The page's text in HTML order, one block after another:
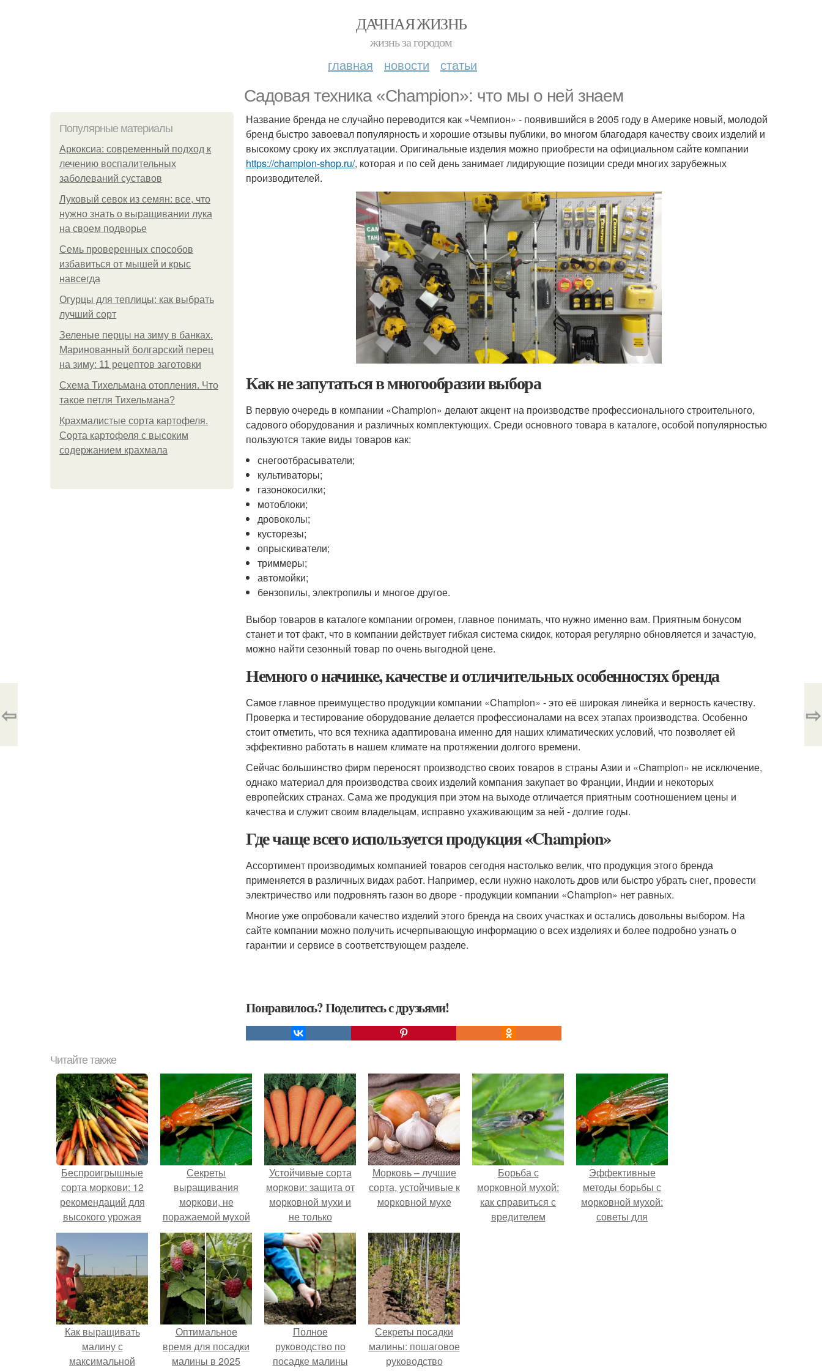
ДАЧНАЯ ЖИЗНЬ
жизнь за городом
главная новости статьи
Садовая техника «Champion»: что мы о ней знаем
Популярные материалы
Аркоксиа: современный подход к
лечению воспалительных
заболеваний суставов
Луковый севок из семян: все, что
нужно знать о выращивании лука
на своем подворье
Семь проверенных способов
избавиться от мышей и крыс
навсегда
Огурцы для теплицы: как выбрать
лучший сорт
Зеленые перцы на зиму в банках.
Маринованный болгарский перец
на зиму: 11 рецептов заготовки
Схема Тихельмана отопления. Что
такое петля Тихельмана?
Крахмалистые сорта картофеля.
Сорта картофеля с высоким
содержанием крахмала
Название бренда не случайно переводится как «Чемпион» - появившийся в 2005 году в Америке новый, молодой
бренд быстро завоевал популярность и хорошие отзывы публики, во многом благодаря качеству своих изделий и
высокому сроку их эксплуатации. Оригинальные изделия можно приобрести на официальном сайте компании
https://champion-shop.ru/, которая и по сей день занимает лидирующие позиции среди многих зарубежных
производителей.
Как не запутаться в многообразии выбора
В первую очередь в компании «Champion» делают акцент на производстве профессионального строительного,
садового оборудования и различных комплектующих. Среди основного товара в каталоге, особой популярностью
пользуются такие виды товаров как:
снегоотбрасыватели;
культиваторы;
газонокосилки;
мотоблоки;
дровоколы;
кусторезы;
опрыскиватели;
триммеры;
автомойки;
бензопилы, электропилы и многое другое.
Выбор товаров в каталоге компании огромен, главное понимать, что нужно именно вам. Приятным бонусом
станет и тот факт, что в компании действует гибкая система скидок, которая регулярно обновляется и зачастую,
можно найти сезонный товар по очень выгодной цене.
Немного о начинке, качестве и отличительных особенностях бренда
Самое главное преимущество продукции компании «Champion» - это её широкая линейка и верность качеству.
Проверка и тестирование оборудование делается профессионалами на всех этапах производства. Особенно
стоит отметить, что вся техника адаптирована именно для наших климатических условий, что позволяет ей
эффективно работать в нашем климате на протяжении долгого времени.
Сейчас большинство фирм переносят производство своих товаров в страны Азии и «Champion» не исключение,
однако материал для производства своих изделий компания закупает во Франции, Индии и некоторых
европейских странах. Сама же продукция при этом на выходе отличается приятным соотношением цены и
качества и служит своим владельцам, исправно ухаживающим за ней - долгие годы.
Где чаще всего используется продукция «Champion»
Ассортимент производимых компанией товаров сегодня настолько велик, что продукция этого бренда
применяется в различных видах работ. Например, если нужно наколоть дров или быстро убрать снег, провести
электричество или подровнять газон во дворе - продукции компании «Champion» нет равных.
Многие уже опробовали качество изделий этого бренда на своих участках и остались довольны выбором. На
сайте компании можно получить исчерпывающую информацию о всех изделиях и более подробно узнать о
гарантии и сервисе в соответствующем разделе.
Понравилось? Поделитесь с друзьями!
⇦ ⇨
Читайте также
Беспроигрышные
сорта моркови: 12
рекомендаций для
высокого урожая
Секреты
выращивания
моркови, не
поражаемой мухой
Устойчивые сорта
моркови: защита от
морковной мухи и
не только
Морковь – лучшие
сорта, устойчивые к
морковной мухе
Борьба с
морковной мухой:
как справиться с
вредителем
Эффективные
методы борьбы с
морковной мухой:
советы для
Как выращивать
малину с
максимальной
Оптимальное
время для посадки
малины в 2025
Полное
руководство по
посадке малины
Секреты посадки
малины: пошаговое
руководство